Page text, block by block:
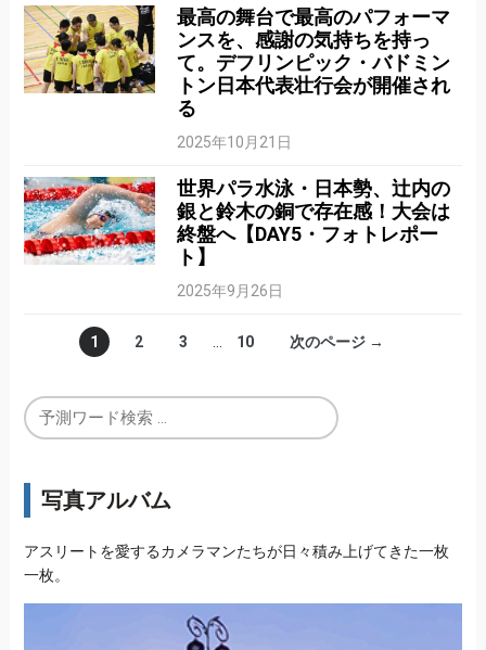
最高の舞台で最高のパフォーマ
ンスを、感謝の気持ちを持っ
て。デフリンピック・バドミン
トン日本代表壮行会が開催され
る
2025年10月21日
世界パラ水泳・日本勢、辻内の
銀と鈴木の銅で存在感！大会は
終盤へ【DAY5・フォトレポー
ト】
2025年9月26日
1 2 3 … 10 次のページ →
写真アルバム
アスリートを愛するカメラマンたちが日々積み上げてきた一枚
一枚。